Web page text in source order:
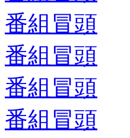
番組冒頭
番組冒頭
番組冒頭
番組冒頭